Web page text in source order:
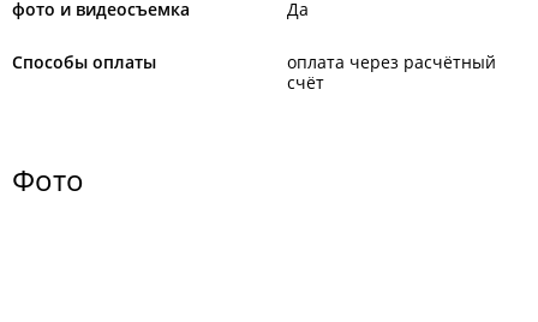
фото и видеосъемка Да
Способы оплаты
оплата через расчётный
счёт
Фото